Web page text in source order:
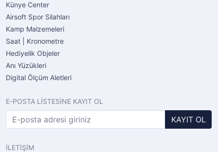
Künye Center
Airsoft Spor Silahları
Kamp Malzemeleri
Saat | Kronometre
Hediyelik Objeler
Anı Yüzükleri
Digital Ölçüm Aletleri
E-POSTA LİSTESİNE KAYIT OL
KAYIT OL
İLETİŞİM